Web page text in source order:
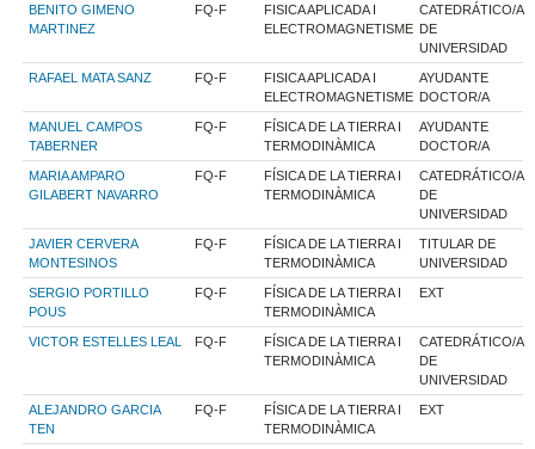
BENITO GIMENO
MARTINEZ
FQ-F
FISICA APLICADA I
ELECTROMAGNETISME
CATEDRÁTICO/A
DE
UNIVERSIDAD
RAFAEL MATA SANZ FQ-F
FISICA APLICADA I
ELECTROMAGNETISME
AYUDANTE
DOCTOR/A
MANUEL CAMPOS
TABERNER
FQ-F
FÍSICA DE LA TIERRA I
TERMODINÀMICA
AYUDANTE
DOCTOR/A
MARIA AMPARO
GILABERT NAVARRO
FQ-F
FÍSICA DE LA TIERRA I
TERMODINÀMICA
CATEDRÁTICO/A
DE
UNIVERSIDAD
JAVIER CERVERA
MONTESINOS
FQ-F
FÍSICA DE LA TIERRA I
TERMODINÀMICA
TITULAR DE
UNIVERSIDAD
SERGIO PORTILLO
POUS
FQ-F
FÍSICA DE LA TIERRA I
TERMODINÀMICA
EXT
VICTOR ESTELLES LEAL FQ-F
FÍSICA DE LA TIERRA I
TERMODINÀMICA
CATEDRÁTICO/A
DE
UNIVERSIDAD
ALEJANDRO GARCIA
TEN
FQ-F
FÍSICA DE LA TIERRA I
TERMODINÀMICA
EXT